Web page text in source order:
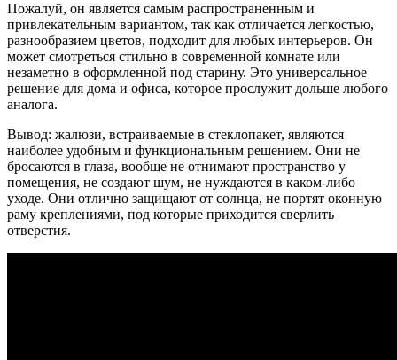
Пожалуй, он является самым распространенным и
привлекательным вариантом, так как отличается легкостью,
разнообразием цветов, подходит для любых интерьеров. Он
может смотреться стильно в современной комнате или
незаметно в оформленной под старину. Это универсальное
решение для дома и офиса, которое прослужит дольше любого
аналога.
Вывод: жалюзи, встраиваемые в стеклопакет, являются
наиболее удобным и функциональным решением. Они не
бросаются в глаза, вообще не отнимают пространство у
помещения, не создают шум, не нуждаются в каком-либо
уходе. Они отлично защищают от солнца, не портят оконную
раму креплениями, под которые приходится сверлить
отверстия.